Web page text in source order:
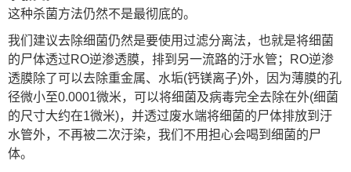
这种杀菌方法仍然不是最彻底的。
我们建议去除细菌仍然是要使用过滤分离法，也就是将细菌
的尸体透过RO逆渗透膜，排到另一流路的汙水管；RO逆渗
透膜除了可以去除重金属、水垢(钙镁离子)外，因为薄膜的孔
径微小至0.0001微米，可以将细菌及病毒完全去除在外(细菌
的尺寸大约在1微米)，并透过废水端将细菌的尸体排放到汙
水管外，不再被二次汙染，我们不用担心会喝到细菌的尸
体。